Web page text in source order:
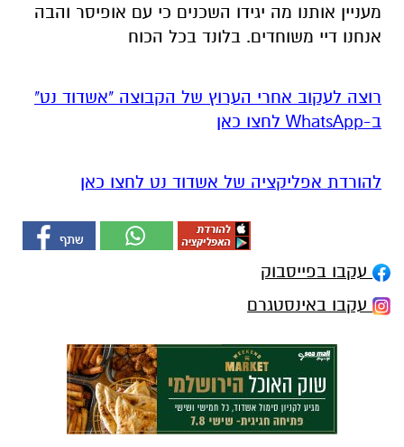
מעניין אותנו מה יגידו השכנים כי עם אופיסר והבה
אנחנו דיי משוחדים. בלונד בכל הכוח
רוצה לעקוב אחרי הערוץ של הקבוצה "אשדוד נט"
ב-WhatsApp לחצו כאן
להורדת אפליקציה של אשדוד נט לחצו כאן
עקבו בפייסבוק
עקבו באינסטגרם